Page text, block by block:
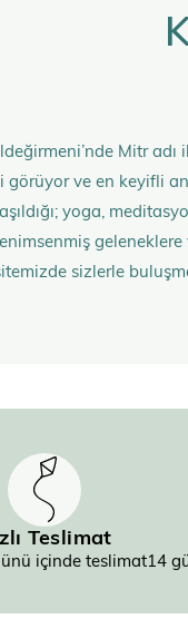
Mitr
ve en keyifli
yoga,
sizlerle
Teslimat
içinde teslimat14